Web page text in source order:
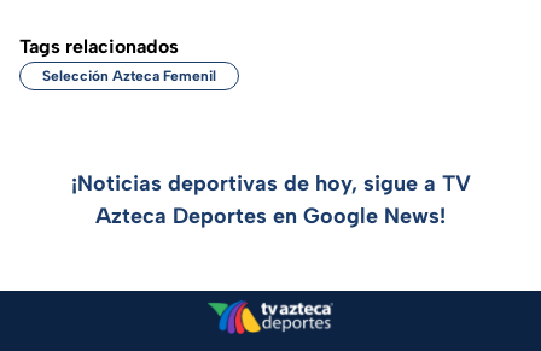
Tags relacionados
Selección Azteca Femenil
¡Noticias deportivas de hoy, sigue a TV
Azteca Deportes en Google News!